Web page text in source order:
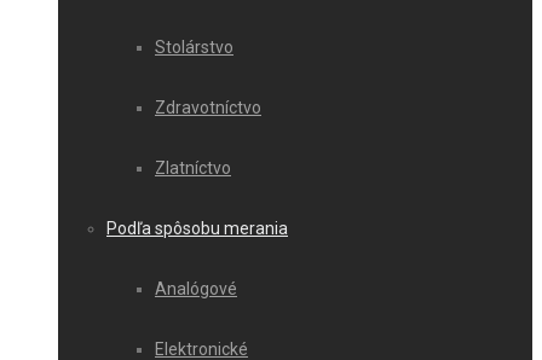
Stolárstvo
Zdravotníctvo
Zlatníctvo
Podľa spôsobu merania
Analógové
Elektronické